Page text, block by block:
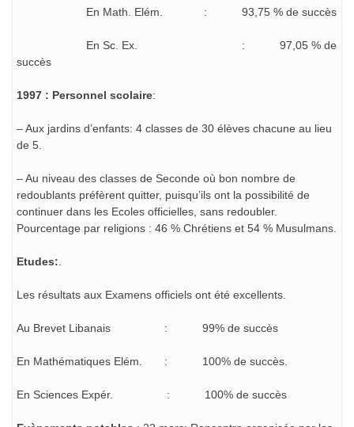
En Math. Elém. : 93,75 % de succès
En Sc. Ex. : 97,05 % de
succès
1997 : Personnel scolaire:
– Aux jardins d’enfants: 4 classes de 30 élèves chacune au lieu
de 5.
– Au niveau des classes de Seconde où bon nombre de
redoublants préfèrent quitter, puisqu’ils ont la possibilité de
continuer dans les Ecoles officielles, sans redoubler.
Pourcentage par religions : 46 % Chrétiens et 54 % Musulmans.
Etudes:
Les résultats aux Examens officiels ont été excellents.
Au Brevet Libanais : 99% de succès
En Mathématiques Elém. : 100% de succès.
En Sciences Expér. : 100% de succès